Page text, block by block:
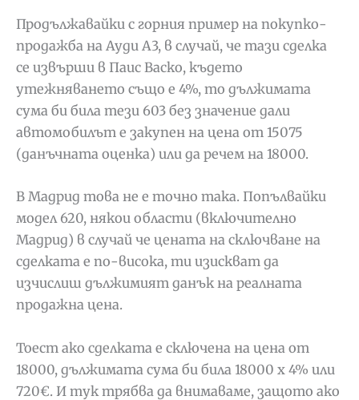
Продължавайки с горния пример на покупко-
продажба на Ауди А3, в случай, че тази сделка
се извърши в Паис Васко, където
утежняването също е 4%, то дължимата
сума би била тези 603 без значение дали
автомобилът е закупен на цена от 15075
(данъчната оценка) или да речем на 18000.
В Мадрид това не е точно така. Попълвайки
модел 620, някои области (включително
Мадрид) в случай че цената на сключване на
сделката е по-висока, ти изискват да
изчислиш дължимият данък на реалната
продажна цена.
Тоест ако сделката е сключена на цена от
18000, дължимата сума би била 18000 х 4% или
720€. И тук трябва да внимаваме, защото ако